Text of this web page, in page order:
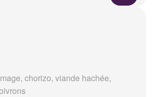
chorizo, viande hachée,